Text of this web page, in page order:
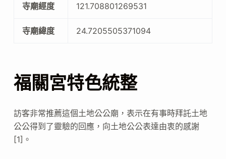
寺廟經度 121.708801269531
寺廟緯度 24.7205505371094
福關宮特色統整
訪客非常推薦這個土地公公廟，表示在有事時拜託土地
公公得到了靈驗的回應，向土地公公表達由衷的感謝
[1]。